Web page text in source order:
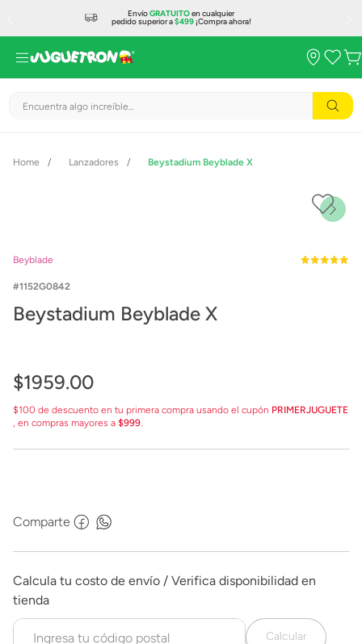
EnvíoGRATUITOen cualquier
pedido superior a$499¡Compra ahora!
Encuentra algo increíble...
Lanzadores Beystadium Beyblade X
Beyblade
1152G0842
Beystadium Beyblade X
$1959.00
$100 de descuento en tu primera compra usando el cupón PRIMERJUGUETE
, en compras mayores a $999.
Comparte
Calcular